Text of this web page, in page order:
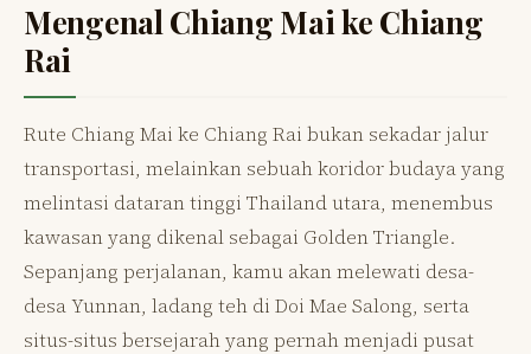
Mengenal Chiang Mai ke Chiang
Rai
Rute Chiang Mai ke Chiang Rai bukan sekadar jalur
transportasi, melainkan sebuah koridor budaya yang
melintasi dataran tinggi Thailand utara, menembus
kawasan yang dikenal sebagai Golden Triangle.
Sepanjang perjalanan, kamu akan melewati desa-
desa Yunnan, ladang teh di Doi Mae Salong, serta
situs-situs bersejarah yang pernah menjadi pusat